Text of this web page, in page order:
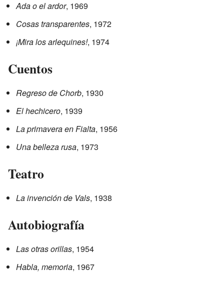
Ada o el ardor, 1969
Cosas transparentes, 1972
¡Mira los arlequines!, 1974
Cuentos
Regreso de Chorb, 1930
El hechicero, 1939
La primavera en Fialta, 1956
Una belleza rusa, 1973
Teatro
La invención de Vals, 1938
Autobiografía
Las otras orillas, 1954
Habla, memoria, 1967